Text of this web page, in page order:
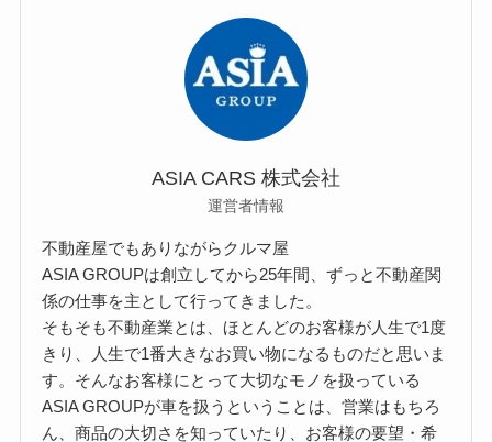
ASIA CARS 株式会社
運営者情報
不動産屋でもありながらクルマ屋
ASIA GROUPは創立してから25年間、ずっと不動産関
係の仕事を主として行ってきました。
そもそも不動産業とは、ほとんどのお客様が人生で1度
きり、人生で1番大きなお買い物になるものだと思いま
す。そんなお客様にとって大切なモノを扱っている
ASIA GROUPが車を扱うということは、営業はもちろ
ん、商品の大切さを知っていたり、お客様の要望・希